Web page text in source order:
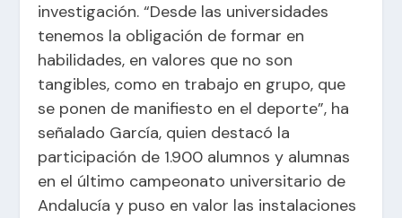
investigación. “Desde las universidades
tenemos la obligación de formar en
habilidades, en valores que no son
tangibles, como en trabajo en grupo, que
se ponen de manifiesto en el deporte”, ha
señalado García, quien destacó la
participación de 1.900 alumnos y alumnas
en el último campeonato universitario de
Andalucía y puso en valor las instalaciones